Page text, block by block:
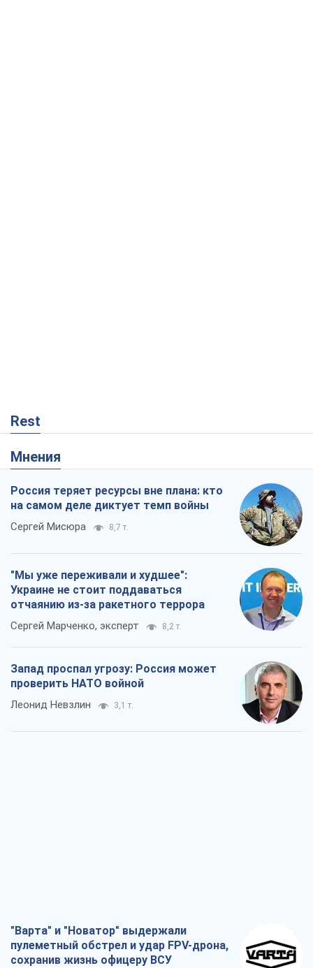
Rest
Мнения
Россия теряет ресурсы вне плана: кто
на самом деле диктует темп войны
Сергей Мисюра 8,7 т.
"Мы уже переживали и худшее":
Украине не стоит поддаваться
отчаянию из-за ракетного террора
Сергей Марченко, эксперт 8,2 т.
Запад проспал угрозу: Россия может
проверить НАТО войной
Леонид Невзлин 3,1 т.
"Варта" и "Новатор" выдержали
пулеметный обстрел и удар FPV-дрона,
сохранив жизнь офицеру ВСУ